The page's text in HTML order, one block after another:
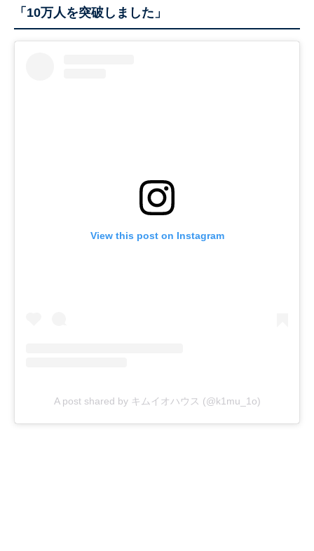
「10万人を突破しました」
View this post on Instagram
A post shared by キムイオハウス (@k1mu_1o)